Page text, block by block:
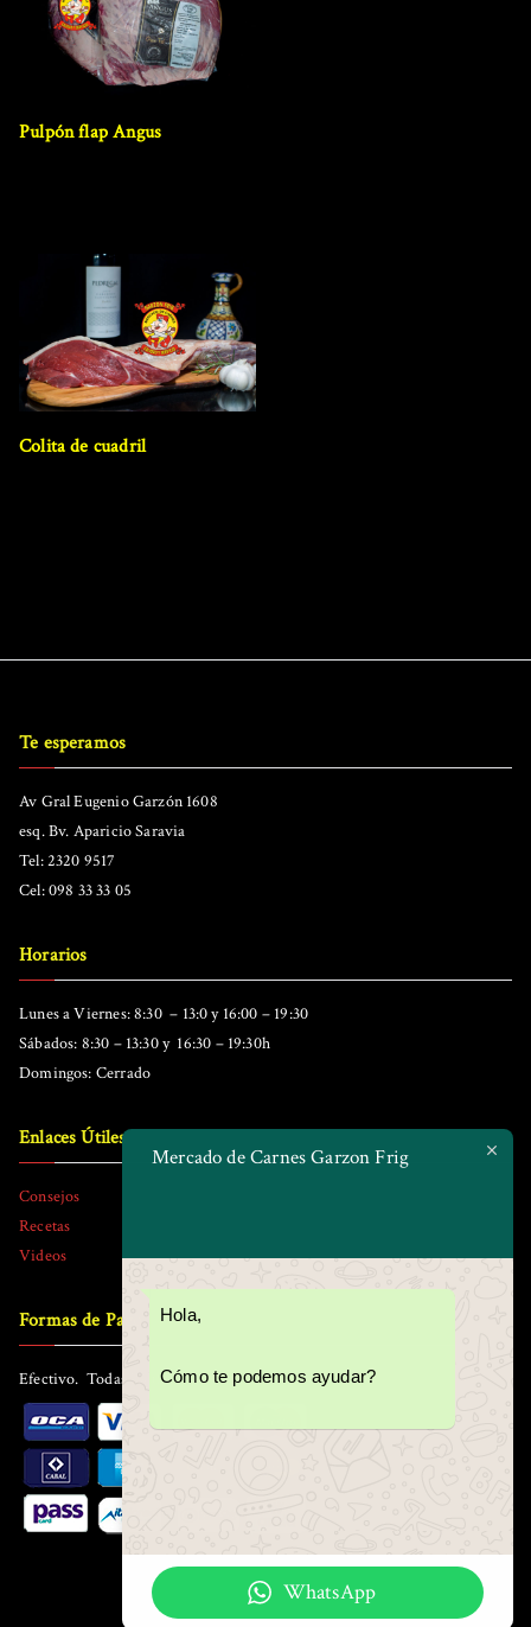
Pulpón flap Angus
Colita de cuadril
Te esperamos
Av Gral Eugenio Garzón 1608
esq. Bv. Aparicio Saravia
Tel: 2320 9517
Cel: 098 33 33 05
Horarios
Lunes a Viernes: 8:30 – 13:0 y 16:00 – 19:30
Sábados: 8:30 – 13:30 y 16:30 – 19:30h
Domingos: Cerrado
Enlaces Útiles
Consejos
Recetas
Videos
Formas de Pago
Efectivo. Todas las tarjetas. Todos los tickets.
Mercado de Carnes Garzon Frig
Hola,
Cómo te podemos ayudar?
WhatsApp